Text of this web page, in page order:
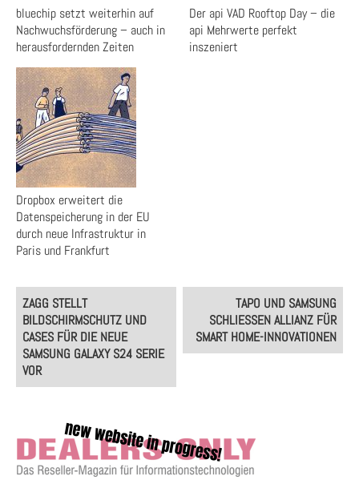
bluechip setzt weiterhin auf
Nachwuchsförderung – auch in
herausfordernden Zeiten
Der api VAD Rooftop Day – die
api Mehrwerte perfekt
inszeniert
Dropbox erweitert die
Datenspeicherung in der EU
durch neue Infrastruktur in
Paris und Frankfurt
Post
navigation
ZAGG STELLT
BILDSCHIRMSCHUTZ UND
CASES FÜR DIE NEUE
SAMSUNG GALAXY S24 SERIE
VOR
TAPO UND SAMSUNG
SCHLIESSEN ALLIANZ FÜR S
MART HOME-INNOVATIONEN